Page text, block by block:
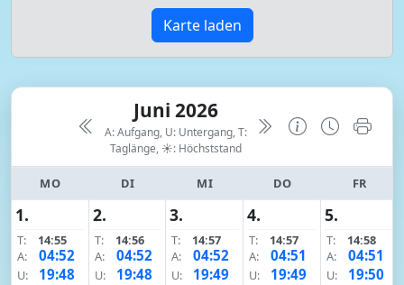
Karte laden
Juni 2026
A: Aufgang, U: Untergang, T:
Taglänge, ☀: Höchststand
MO DI MI DO FR
1.
T:
14:55
A:
04:52
U: 19:48
2.
T:
14:56
A:
04:52
U: 19:48
3.
T:
14:57
A:
04:52
U: 19:49
4.
T:
14:57
A:
04:51
U: 19:49
5.
T:
14:58
A:
04:51
U: 19:50